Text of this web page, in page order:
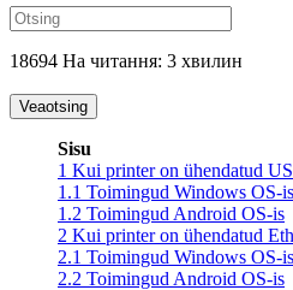
18694 На читання: 3 хвилин
Veaotsing
Sisu
1 Kui printer on ühendatud
1.1 Toimingud Windows OS-is
1.2 Toimingud Android OS-is
2 Kui printer on ühendatud
2.1 Toimingud Windows OS-is
2.2 Toimingud Android OS-is